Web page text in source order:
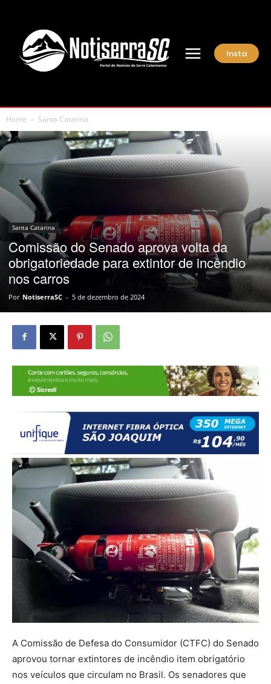
Insta
Home Santa Catarina
Santa Catarina
Comissão do Senado aprova volta da
obrigatoriedade para extintor de incêndio
nos carros
Por NotiserraSC - 5 de dezembro de 2024
A Comissão de Defesa do Consumidor (CTFC) do Senado
aprovou tornar extintores de incêndio item obrigatório
nos veículos que circulam no Brasil. Os senadores que